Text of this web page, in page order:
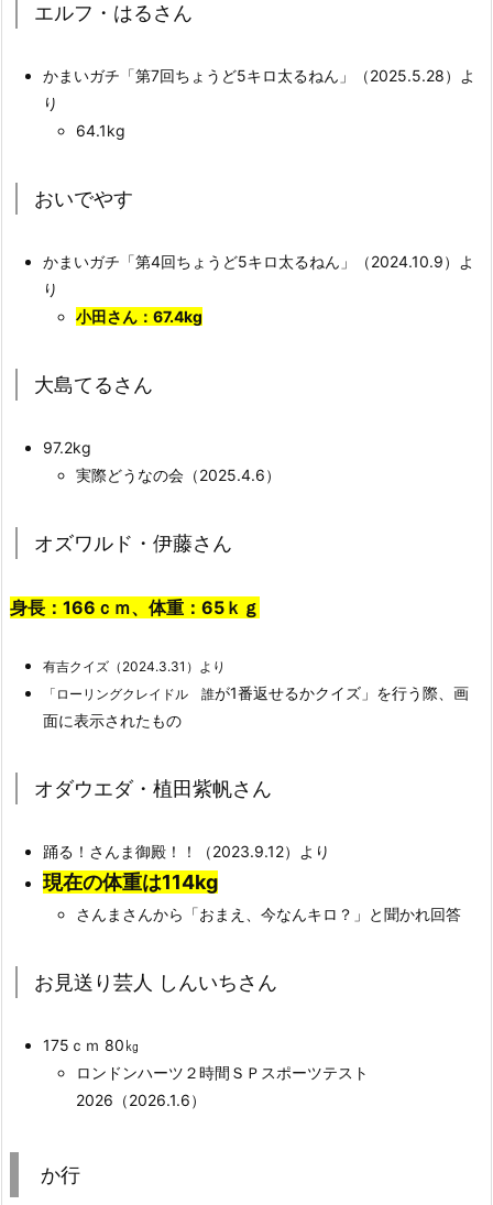
エルフ・はるさん
かまいガチ「第7回ちょうど5キロ太るねん」（2025.5.28）よ
り
64.1kg
おいでやす
かまいガチ「第4回ちょうど5キロ太るねん」（2024.10.9）よ
り
小田さん：67.4kg
大島てるさん
97.2kg
実際どうなの会（2025.4.6）
オズワルド・伊藤さん
身長：166ｃｍ、体重：65ｋｇ
有吉クイズ（2024.3.31）より
「ローリングクレイドル 誰が1番返せるかクイズ」を行う際、画
面に表示されたもの
オダウエダ・植田紫帆さん
踊る！さんま御殿！！（2023.9.12）より
現在の体重は114kg
さんまさんから「おまえ、今なんキロ？」と聞かれ回答
お見送り芸人 しんいちさん
175ｃｍ 80㎏
ロンドンハーツ２時間ＳＰスポーツテスト
2026（2026.1.6）
か行